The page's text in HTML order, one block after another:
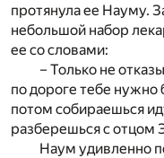
протянула ее Науму.
небольшой набор
ее со словами:
– Только не
по дороге тебе нужно
потом собираешься
разберешься с отцом
Наум удивленно